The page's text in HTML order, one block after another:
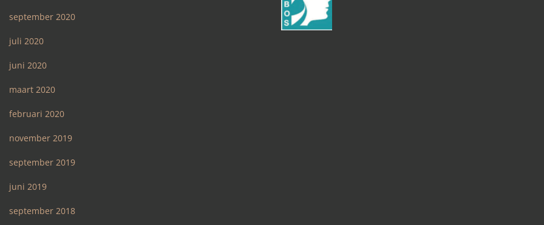
september 2020
juli 2020
juni 2020
maart 2020
februari 2020
november 2019
september 2019
juni 2019
september 2018